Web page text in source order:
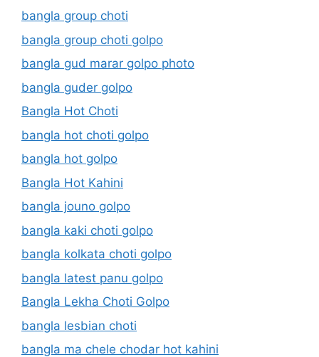
bangla group choti
bangla group choti golpo
bangla gud marar golpo photo
bangla guder golpo
Bangla Hot Choti
bangla hot choti golpo
bangla hot golpo
Bangla Hot Kahini
bangla jouno golpo
bangla kaki choti golpo
bangla kolkata choti golpo
bangla latest panu golpo
Bangla Lekha Choti Golpo
bangla lesbian choti
bangla ma chele chodar hot kahini